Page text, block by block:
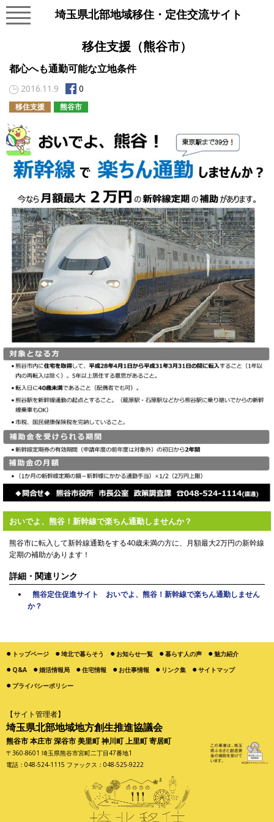
埼玉県北部地域移住・定住交流サイト
移住支援（熊谷市）
都心へも通勤可能な立地条件
2016.11.9 0
移住支援 熊谷市
おいでよ、熊谷！新幹線で楽ちん通勤しませんか？
熊谷市に転入して新幹線通勤をする40歳未満の方に、月額最大2万円の新幹線
定期の補助があります！
詳細・関連リンク
熊谷定住促進サイト おいでよ、熊谷！新幹線で楽ちん通勤しません
か？
トップページ 埼北で暮らそう お知らせ一覧 暮らす人の声
魅力紹介
Q&A
婚活情報局 住宅情報 お仕事情報 リンク集
サイトマップ
プライバシーポリシー
【サイト管理者】
埼玉県北部地域地方創生推進協議会
熊谷市 本庄市 深谷市 美里町 神川町 上里町 寄居町
〒360-8601 埼玉県熊谷市宮町二丁目47番地1
電話：048-524-1115 ファックス：048-525-9222